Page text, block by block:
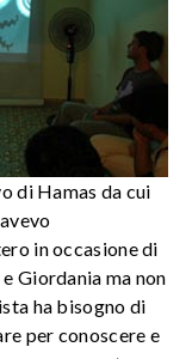
di Hamas da cui
in occasione di
Giordania ma non
ha bisogno di
per conoscere e